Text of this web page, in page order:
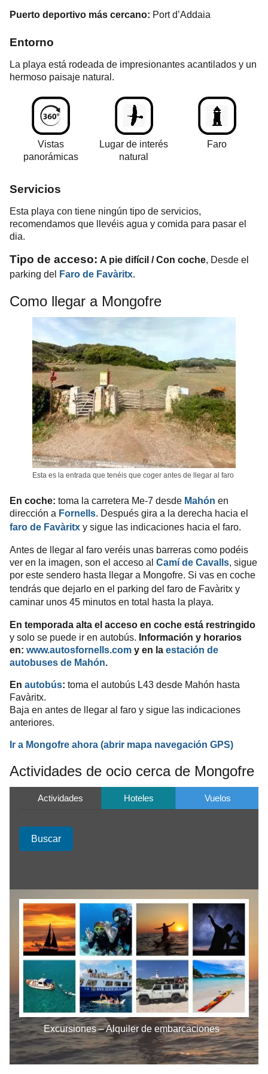
Puerto deportivo más cercano: Port d’Addaia
Entorno
La playa está rodeada de impresionantes acantilados y un
hermoso paisaje natural.
Vistas
panorámicas
Lugar de interés
natural
Faro
Servicios
Esta playa con tiene ningún tipo de servicios,
recomendamos que llevéis agua y comida para pasar el
dia.
Tipo de acceso: A pie difícil / Con coche, Desde el
parking del Faro de Favàritx.
Como llegar a Mongofre
Esta es la entrada que tenéis que coger antes de llegar al faro
En coche: toma la carretera Me-7 desde Mahón en
dirección a Fornells. Después gira a la derecha hacia el
faro de Favàritx y sigue las indicaciones hacia el faro.
Antes de llegar al faro veréis unas barreras como podéis
ver en la imagen, son el acceso al Camí de Cavalls, sigue
por este sendero hasta llegar a Mongofre. Si vas en coche
tendrás que dejarlo en el parking del faro de Favàritx y
caminar unos 45 minutos en total hasta la playa.
En temporada alta el acceso en coche está restringido
y solo se puede ir en autobús. Información y horarios
en: www.autosfornells.com y en la estación de
autobuses de Mahón
En autobús: toma el autobús L43 desde Mahón hasta
Favàritx.
Baja en antes de llegar al faro y sigue las indicaciones
anteriores.
Ir a Mongofre ahora (abrir mapa navegación GPS)
Actividades de ocio cerca de Mongofre
Actividades Hoteles Vuelos
Buscar
Excursiones – Alquiler de embarcaciones